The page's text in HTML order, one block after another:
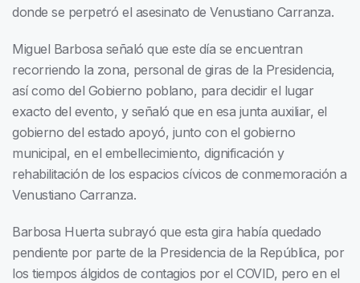
donde se perpetró el asesinato de Venustiano Carranza.
Miguel Barbosa señaló que este día se encuentran
recorriendo la zona, personal de giras de la Presidencia,
así como del Gobierno poblano, para decidir el lugar
exacto del evento, y señaló que en esa junta auxiliar, el
gobierno del estado apoyó, junto con el gobierno
municipal, en el embellecimiento, dignificación y
rehabilitación de los espacios cívicos de conmemoración a
Venustiano Carranza.
Barbosa Huerta subrayó que esta gira había quedado
pendiente por parte de la Presidencia de la República, por
los tiempos álgidos de contagios por el COVID, pero en el